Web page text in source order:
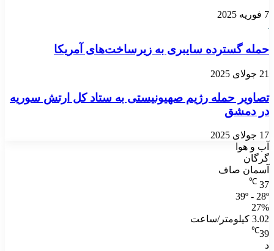
7 فوریه 2025
حمله گسترده سایبری به زیرساخت‌های آمریکا
21 جولای 2025
تصاویر حمله رژیم صهیونیستی به ستاد کل ارتش سوریه
در دمشق
17 جولای 2025
آب و هوا
گرگان
آسمان صاف
37
℃
39º - 28º
27%
3.02 کیلومتر/ساعت
39
℃
د